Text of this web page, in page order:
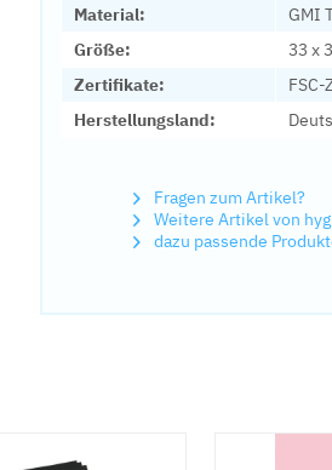
Material:
GMI
Größe:
33 x
Zertifikate:
Herstellungsland:
Fragen zum Artikel?
Weitere Artikel von
dazu passende